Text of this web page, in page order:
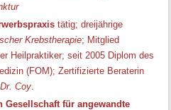
tätig; dreijährige
Krebstherapie; Mitglied
Heilpraktiker; seit 2005 Diplom des
(FOM); Zertifizierte Beraterin
Coy
Gesellschaft für angewandte